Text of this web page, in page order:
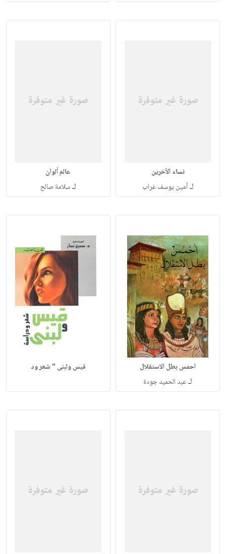
نساء الآخرين
لـأمين يوسف غراب
عالم ألوان
لـسلامة صالح
احمس بطل الاستقلال
لـعبد الحميد جودة
قيس ولبنى " شعر ود